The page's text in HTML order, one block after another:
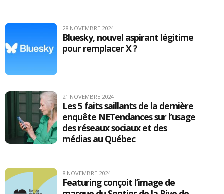
28 NOVEMBRE 2024
Bluesky, nouvel aspirant légitime
pour remplacer X ?
21 NOVEMBRE 2024
Les 5 faits saillants de la dernière
enquête NETendances sur l’usage
des réseaux sociaux et des
médias au Québec
8 NOVEMBRE 2024
Featuring conçoit l’image de